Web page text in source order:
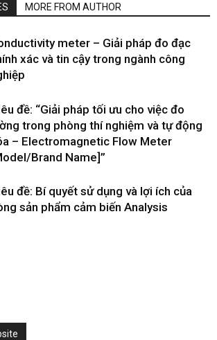
MORE FROM AUTHOR
meter – Giải pháp đo đạc
xác và tin cậy trong ngành công
đề: “Giải pháp tối ưu cho việc đo
trong phòng thí nghiệm và tự động
– Electromagnetic Flow Meter
Brand Name]”
đề: Bí quyết sử dụng và lợi ích của
sản phẩm cảm biến Analysis